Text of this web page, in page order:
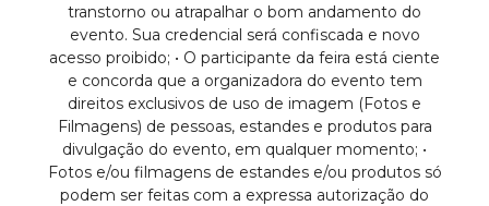
transtorno ou atrapalhar o bom andamento do
evento. Sua credencial será confiscada e novo
acesso proibido; • O participante da feira está ciente
e concorda que a organizadora do evento tem
direitos exclusivos de uso de imagem (Fotos e
Filmagens) de pessoas, estandes e produtos para
divulgação do evento, em qualquer momento; •
Fotos e/ou filmagens de estandes e/ou produtos só
podem ser feitas com a expressa autorização do